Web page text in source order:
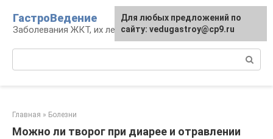
контенту
ГастроВедение
Заболевания ЖКТ, их лечение и профилактика
Главная » Болезни
Можно ли творог при диарее и отравлении
Для любых предложений по
сайту: vedugastroy@cp9.ru